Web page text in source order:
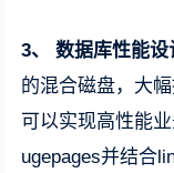
3、数据库性能设
的混合磁盘，大
可以实现高性能
ugepages并结合